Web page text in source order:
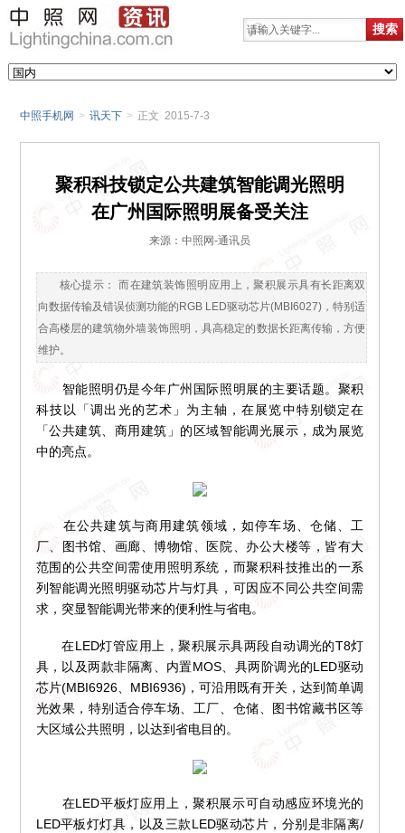
中照手机网 > 讯天下 > 正文 2015-7-3
聚积科技锁定公共建筑智能调光照明
在广州国际照明展备受关注
来源：中照网-通讯员
核心提示： 而在建筑装饰照明应用上，聚积展示具有长距离双
向数据传输及错误侦测功能的RGB LED驱动芯片(MBI6027)，特别适
合高楼层的建筑物外墙装饰照明，具高稳定的数据长距离传输，方便
维护。
智能照明仍是今年广州国际照明展的主要话题。聚积
科技以「调出光的艺术」为主轴，在展览中特别锁定在
「公共建筑、商用建筑」的区域智能调光展示，成为展览
中的亮点。
在公共建筑与商用建筑领域，如停车场、仓储、工
厂、图书馆、画廊、博物馆、医院、办公大楼等，皆有大
范围的公共空间需使用照明系统，而聚积科技推出的一系
列智能调光照明驱动芯片与灯具，可因应不同公共空间需
求，突显智能调光带来的便利性与省电。
在LED灯管应用上，聚积展示具两段自动调光的T8灯
具，以及两款非隔离、内置MOS、具两阶调光的LED驱动
芯片(MBI6926、MBI6936)，可沿用既有开关，达到简单调
光效果，特别适合停车场、工厂、仓储、图书馆藏书区等
大区域公共照明，以达到省电目的。
在LED平板灯应用上，聚积展示可自动感应环境光的
LED平板灯灯具，以及三款LED驱动芯片，分别是非隔离/